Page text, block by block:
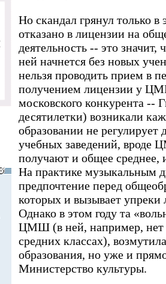
Но скандал грянул только
отказано в лицензии на
деятельность -- это
ней начнется без новых
нельзя проводить прием в
получением лицензии у
московского конкурента --
десятилетки) возникали
образовании не регулирует
учебных заведений, вроде
получают и общее среднее,
На практике музыкальным
предпочтение перед
которых и вызывает
Однако в этом году та
ЦМШ (в ней, например, нет
средних классах),
образования, но уже и
Министерство культуры.